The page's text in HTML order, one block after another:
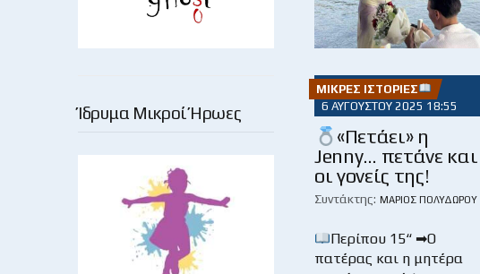
Ίδρυμα Μικροί Ήρωες
ΜΙΚΡΈΣ ΙΣΤΟΡΊΕΣ
6 ΑΥΓΟΎΣΤΟΥ 2025 18:55
«Πετάει» η
Jenny… πετάνε και
οι γονείς της!
Συντάκτης: ΜΆΡΙΟΣ ΠΟΛΥΔΏΡΟΥ
Περίπου 15“ ➡Ο
πατέρας και η μητέρα